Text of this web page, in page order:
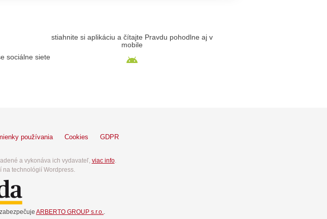
sociálne siete
stiahnite si aplikáciu a čítajte Pravdu pohodlne aj v
mobile
používania Cookies GDPR
a vykonáva ich vydavateľ, viac info.
na technológií Wordpress.
ARBERTO GROUP s.r.o..